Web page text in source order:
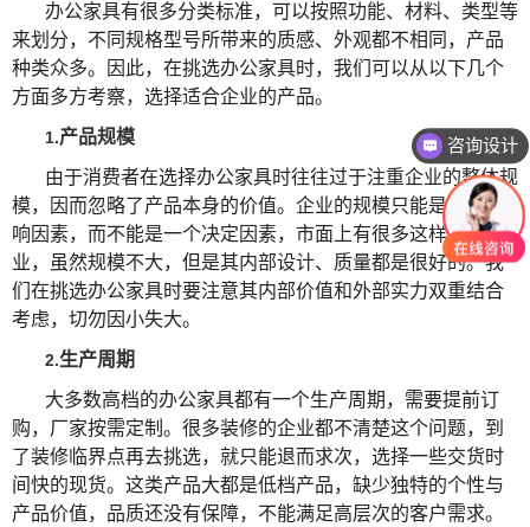
办公家具有很多分类标准，可以按照功能、材料、类型等
来划分，不同规格型号所带来的质感、外观都不相同，产品
种类众多。因此，在挑选办公家具时，我们可以从以下几个
方面多方考察，选择适合企业的产品。
1.产品规模
由于消费者在选择办公家具时往往过于注重企业的整体规
模，因而忽略了产品本身的价值。企业的规模只能是一个影
响因素，而不能是一个决定因素，市面上有很多这样的企
业，虽然规模不大，但是其内部设计、质量都是很好的。我
们在挑选办公家具时要注意其内部价值和外部实力双重结合
考虑，切勿因小失大。
2.生产周期
大多数高档的办公家具都有一个生产周期，需要提前订
购，厂家按需定制。很多装修的企业都不清楚这个问题，到
了装修临界点再去挑选，就只能退而求次，选择一些交货时
间快的现货。这类产品大都是低档产品，缺少独特的个性与
产品价值，品质还没有保障，不能满足高层次的客户需求。
咨询设计